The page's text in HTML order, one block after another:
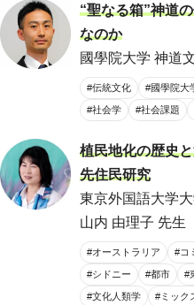
“聖なる箱”神道
なのか
國學院大学 神道
#伝統文化 #國學院大
#社会学 #社会課題
植民地化の歴史
先住民研究
東京外国語大学
山内 由理子 先生
#オーストラリア #コ
#シドニー #都市 #
#文化人類学 #ミック